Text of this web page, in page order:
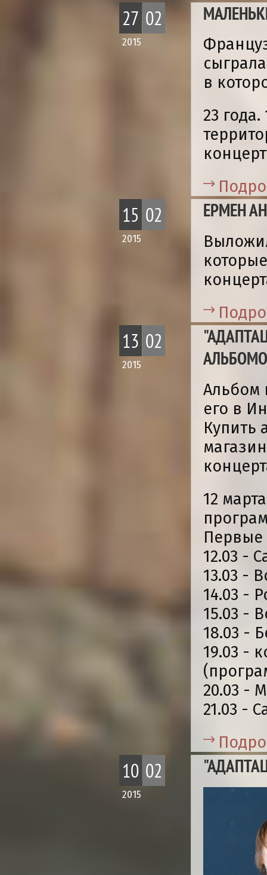
27 02
2015
в
23
15 02
2015
ЕРМЕН
13 02
2015
Альбом
его в
Купить
12
Первые
12.03 -
13.03 -
14.03 -
15.03 -
18.03 -
19.03 -
20.03 -
21.03 -
10 02
2015